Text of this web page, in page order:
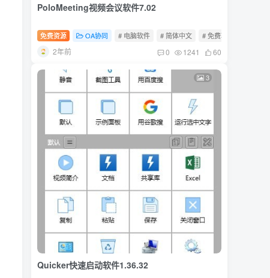
PoloMeeting视频会议软件7.02
免费资源 OA协同 # 电脑软件 # 简体中文 # 免费软件
2年前 0 1241 60
3
Quicker快速启动软件1.36.32